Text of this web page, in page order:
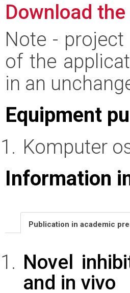
Download
Note -
of the
in an
Equipment
Komputer
Information
Publication in academic
Novel
and in vivo